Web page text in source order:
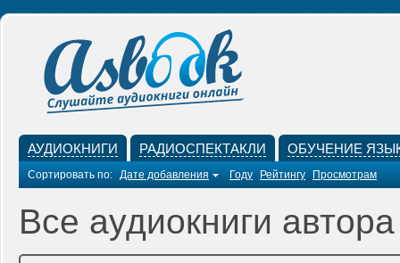
АУДИОКНИГИ РАДИОСПЕКТАКЛИ ОБУЧЕНИЕ
Сортировать по: Дате добавления Году Рейтингу Просмотрам
Все аудиокниги